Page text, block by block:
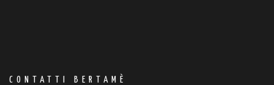
CONTATTI BERTAMÈ